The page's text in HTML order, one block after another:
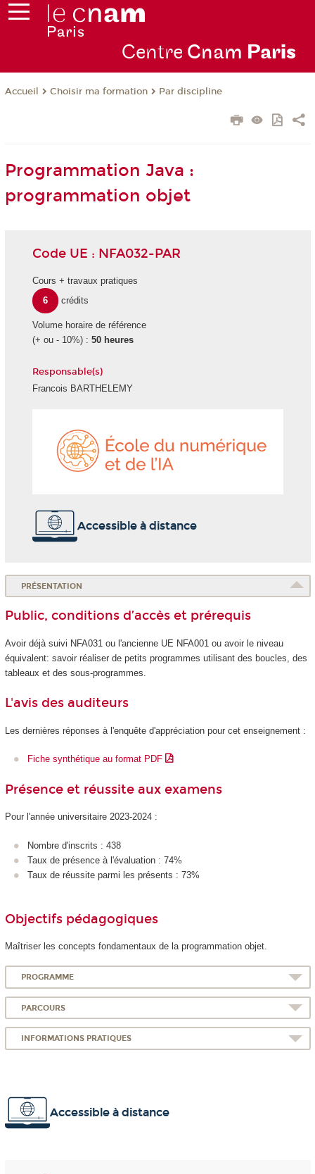
Centre Cnam Paris
Accueil Choisir ma formation Par discipline
Programmation Java :
programmation objet
Code UE : NFA032-PAR
Cours + travaux pratiques
6
crédits
Volume horaire de référence
(+ ou - 10%) : 50 heures
Responsable(s)
Francois BARTHELEMY
Accessible à distance
PRÉSENTATION
Public, conditions d’accès et prérequis
Avoir déjà suivi NFA031 ou l'ancienne UE NFA001 ou avoir le niveau
équivalent: savoir réaliser de petits programmes utilisant des boucles, des
tableaux et des sous-programmes.
L'avis des auditeurs
Les dernières réponses à l'enquête d'appréciation pour cet enseignement :
Fiche synthétique au format PDF
Présence et réussite aux examens
Pour l'année universitaire 2023-2024 :
Nombre d'inscrits : 438
Taux de présence à l'évaluation : 74%
Taux de réussite parmi les présents : 73%
Objectifs pédagogiques
Maîtriser les concepts fondamentaux de la programmation objet.
PROGRAMME
PARCOURS
INFORMATIONS PRATIQUES
Accessible à distance